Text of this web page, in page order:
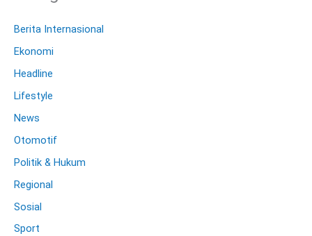
Berita Internasional
Ekonomi
Headline
Lifestyle
News
Otomotif
Politik & Hukum
Regional
Sosial
Sport